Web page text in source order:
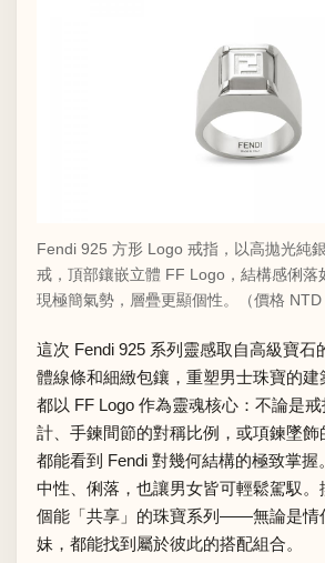
Fendi 925 方形 Logo 戒指，以高拋光純
戒，頂部鑲嵌立體 FF Logo，結構感俐落
現極簡氣勢，層疊更顯個性。（價格 NTD
這次 Fendi 925 系列靈感取自高級寶石
體線條和細緻包鑲，重塑男士珠寶的建
都以 FF Logo 作為靈魂核心：不論是
計、手鍊間節的對稱比例，或項鍊墜飾
都能看到 Fendi 對幾何結構的極致掌握
中性、俐落，也讓男女皆可輕鬆駕馭。
個能「共享」的珠寶系列——無論是情
妹，都能找到屬於彼此的搭配組合。